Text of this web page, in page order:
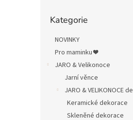
kategorie
Kategorie
NOVINKY
Pro maminku ❤️
JARO & Velikonoce
Jarní věnce
JARO & VELIKONOCE
Keramické dekorace
Skleněné dekorace